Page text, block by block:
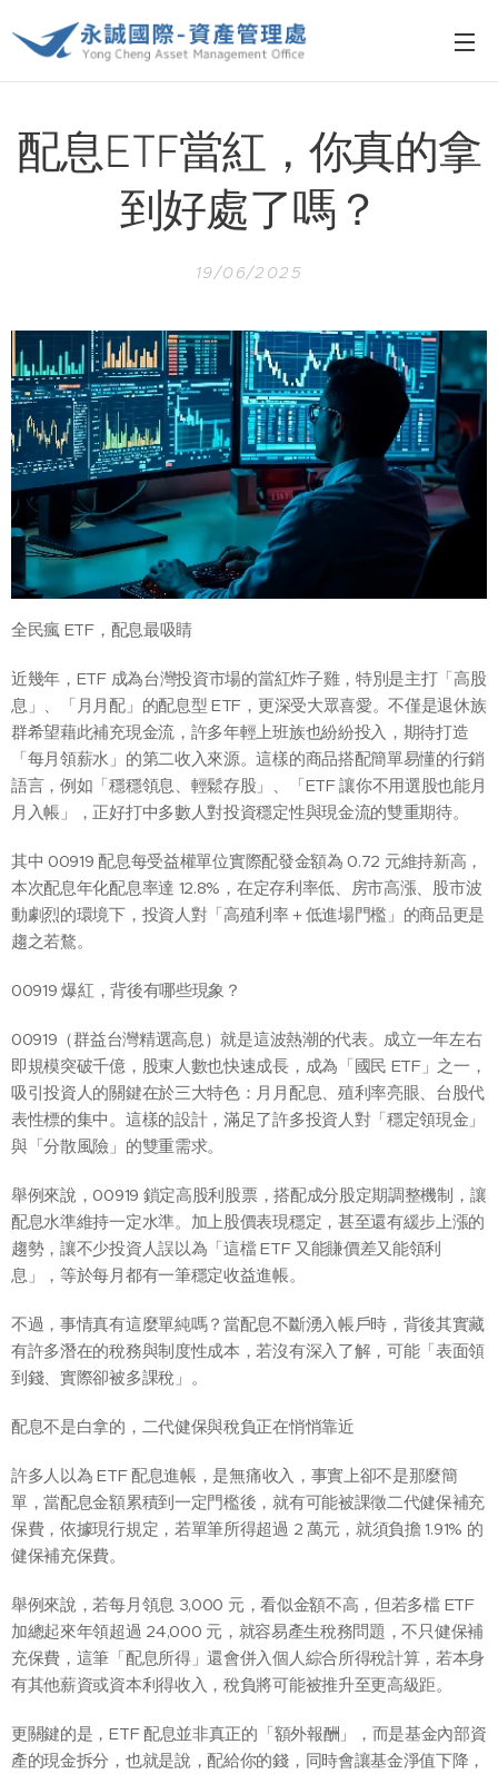
配息ETF當紅，你真的拿
到好處了嗎？
19/06/2025
全民瘋 ETF，配息最吸睛
近幾年，ETF 成為台灣投資市場的當紅炸子雞，特別是主打「高股
息」、「月月配」的配息型 ETF，更深受大眾喜愛。不僅是退休族
群希望藉此補充現金流，許多年輕上班族也紛紛投入，期待打造
「每月領薪水」的第二收入來源。這樣的商品搭配簡單易懂的行銷
語言，例如「穩穩領息、輕鬆存股」、「ETF 讓你不用選股也能月
月入帳」，正好打中多數人對投資穩定性與現金流的雙重期待。
其中 00919 配息每受益權單位實際配發金額為 0.72 元維持新高，
本次配息年化配息率達 12.8%，在定存利率低、房市高漲、股市波
動劇烈的環境下，投資人對「高殖利率＋低進場門檻」的商品更是
趨之若鶩。
00919 爆紅，背後有哪些現象？
00919（群益台灣精選高息）就是這波熱潮的代表。成立一年左右
即規模突破千億，股東人數也快速成長，成為「國民 ETF」之一，
吸引投資人的關鍵在於三大特色：月月配息、殖利率亮眼、台股代
表性標的集中。這樣的設計，滿足了許多投資人對「穩定領現金」
與「分散風險」的雙重需求。
舉例來說，00919 鎖定高股利股票，搭配成分股定期調整機制，讓
配息水準維持一定水準。加上股價表現穩定，甚至還有緩步上漲的
趨勢，讓不少投資人誤以為「這檔 ETF 又能賺價差又能領利
息」，等於每月都有一筆穩定收益進帳。
不過，事情真有這麼單純嗎？當配息不斷湧入帳戶時，背後其實藏
有許多潛在的稅務與制度性成本，若沒有深入了解，可能「表面領
到錢、實際卻被多課稅」。
配息不是白拿的，二代健保與稅負正在悄悄靠近
許多人以為 ETF 配息進帳，是無痛收入，事實上卻不是那麼簡
單，當配息金額累積到一定門檻後，就有可能被課徵二代健保補充
保費，依據現行規定，若單筆所得超過 2 萬元，就須負擔 1.91% 的
健保補充保費。
舉例來說，若每月領息 3,000 元，看似金額不高，但若多檔 ETF
加總起來年領超過 24,000 元，就容易產生稅務問題，不只健保補
充保費，這筆「配息所得」還會併入個人綜合所得稅計算，若本身
有其他薪資或資本利得收入，稅負將可能被推升至更高級距。
更關鍵的是，ETF 配息並非真正的「額外報酬」，而是基金內部資
產的現金拆分，也就是說，配給你的錢，同時會讓基金淨值下降，